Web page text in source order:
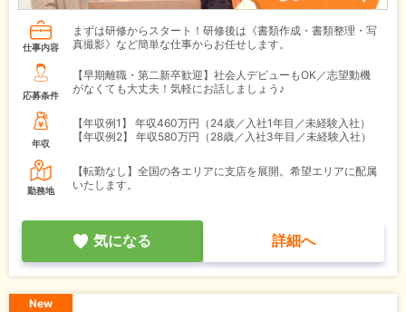
仕事内容
まずは研修からスタート！研修後は《書類作成・書類整理・写
真撮影》など簡単な仕事からお任せします。
応募条件
【早期離職・第二新卒歓迎】社会人デビューもOK／志望動機
がなくても大丈夫！気軽にお話しましょう♪
年収
【年収例1】
年収460万円（24歳／入社1年目／未経験入社）
【年収例2】
年収580万円（28歳／入社3年目／未経験入社）
勤務地
【転勤なし】全国の各エリアに支店を展開。希望エリアに配属
いたします。
気になる 詳細へ
New